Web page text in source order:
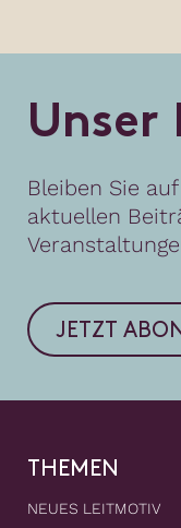
Unser
Bleiben Sie
aktuellen
JETZT
THEMEN
NEUES LEITMOTIV